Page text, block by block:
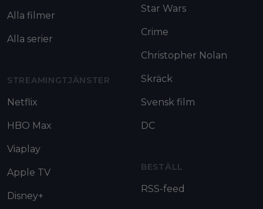
Alla filmer
Alla serier
STREAMINGTJÄNSTER
Netflix
HBO Max
Viaplay
Apple TV
Disney+
Star Wars
Crime
Christopher Nolan
Skräck
Svensk film
DC
BESTÄLL
RSS-feed